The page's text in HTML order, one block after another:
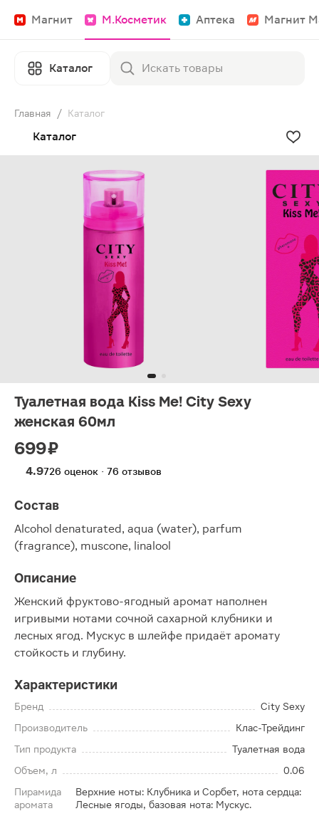
Магнит М.Косметик Аптека Магнит
Каталог
Главная / Каталог
Каталог
Туалетная вода Kiss Me! City Sexy
женская 60мл
699 ₽
4.9726 оценок · 76 отзывов
Состав
Alcohol denaturated, aqua (water), parfum
(fragrance), muscone, linalool
Описание
Женский фруктово-ягодный аромат наполнен
игривыми нотами сочной сахарной клубники и
лесных ягод. Мускус в шлейфе придаёт аромату
стойкость и глубину.
Характеристики
Бренд
City Sexy
Производитель
Клас-Трейдинг
Тип продукта
Туалетная вода
Объем, л
0.06
Пирамида
аромата
Верхние ноты: Клубника и Сорбет, нота сердца:
Лесные ягоды, базовая нота: Мускус.